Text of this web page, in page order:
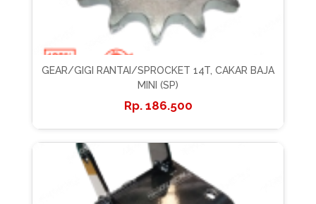
GEAR/GIGI RANTAI/SPROCKET 14T, CAKAR BAJA
MINI (SP)
186.500